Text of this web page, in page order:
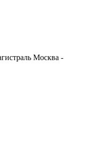
Москва -